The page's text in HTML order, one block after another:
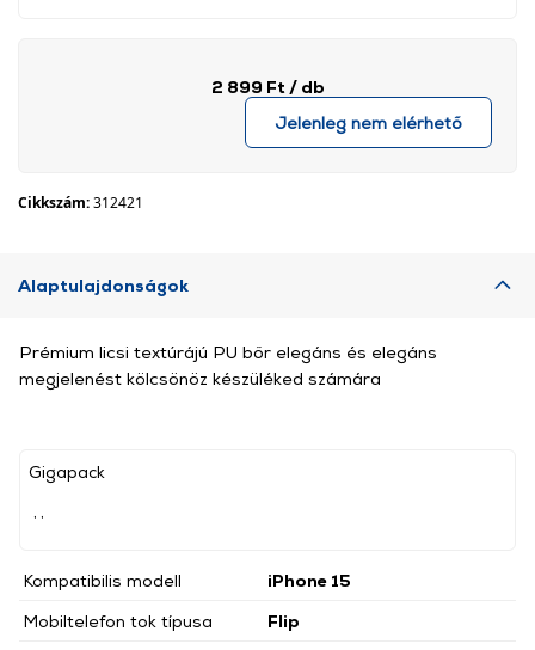
2 899 Ft / db
Jelenleg nem elérhető
Cikkszám:312421
Alaptulajdonságok
Gigapack
Kompatibilis modell
iPhone 15
Mobiltelefon tok típusa
Flip
Prémium licsi textúrájú PU bőr elegáns és elegáns
megjelenést kölcsönöz készüléked számára